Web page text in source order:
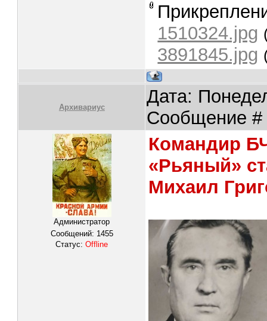
1510324.jpg
3891845.jpg
Архивариус
Дата:
Сообщение
Администратор
Сообщений: 1455
Статус:Offline
Командир
«Рьяный»
Михаил